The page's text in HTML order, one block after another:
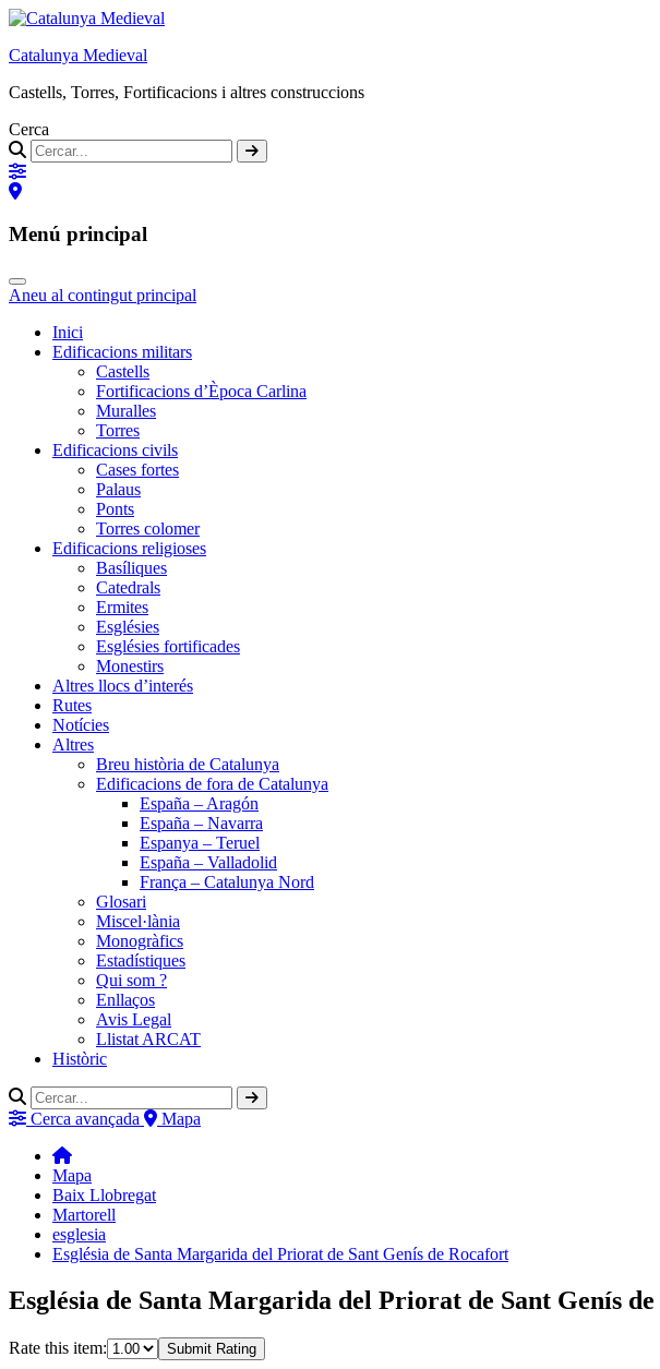
Catalunya Medieval
Castells, Torres, Fortificacions i altres construccions
Cerca
Menú principal
Aneu al contingut principal
Inici
Edificacions militars
Castells
Fortificacions d’Època Carlina
Muralles
Torres
Edificacions civils
Cases fortes
Palaus
Ponts
Torres colomer
Edificacions religioses
Basíliques
Catedrals
Ermites
Esglésies
Esglésies fortificades
Monestirs
Altres llocs d’interés
Rutes
Notícies
Altres
Breu història de Catalunya
Edificacions de fora de Catalunya
España – Aragón
España – Navarra
Espanya – Teruel
España – Valladolid
França – Catalunya Nord
Glosari
Miscel·lània
Monogràfics
Estadístiques
Qui som ?
Enllaços
Avis Legal
Llistat ARCAT
Històric
Cerca avançada Mapa
Mapa
Baix Llobregat
Martorell
esglesia
Església de Santa Margarida del Priorat de Sant Genís de Rocafort
Església de Santa Margarida del Priorat de Sant Genís
Rate this item: Submit Rating